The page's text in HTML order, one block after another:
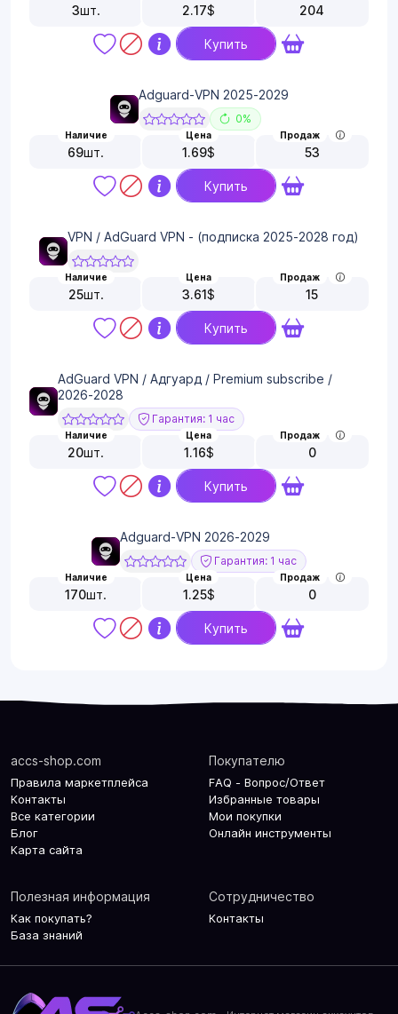
3шт. 2.17$ 204
Купить
Adguard-VPN 2025-2029
0%
Наличие
69шт.
Цена
1.69$
Продаж
53
Купить
VPN / AdGuard VPN - (подписка 2025-2028 год)
Наличие
25шт.
Цена
3.61$
Продаж
15
Купить
AdGuard VPN / Адгуард / Premium subscribe /
2026-2028
Гарантия: 1 час
Наличие
20шт.
Цена
1.16$
Продаж
0
Купить
Adguard-VPN 2026-2029
Гарантия: 1 час
Наличие
170шт.
Цена
1.25$
Продаж
0
Купить
accs-shop.com
Правила маркетплейса
Контакты
Все категории
Блог
Карта сайта
Покупателю
FAQ - Вопрос/Ответ
Избранные товары
Мои покупки
Онлайн инструменты
Полезная информация
Как покупать?
База знаний
Сотрудничество
Контакты